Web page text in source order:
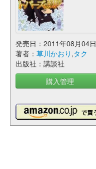
発売日：2011年08月04日
著者： 草川かおり ,タク
出版社：講談社
購入管理